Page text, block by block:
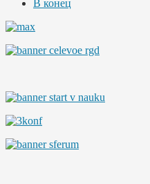
В конец